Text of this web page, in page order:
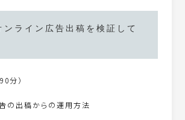
ンライン広告出稿を検証して
分）
の出稿からの運用方法